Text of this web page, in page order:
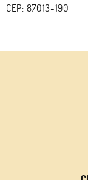
CEP: 87013-190